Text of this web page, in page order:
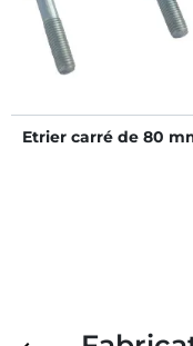
Etrier carré de 80